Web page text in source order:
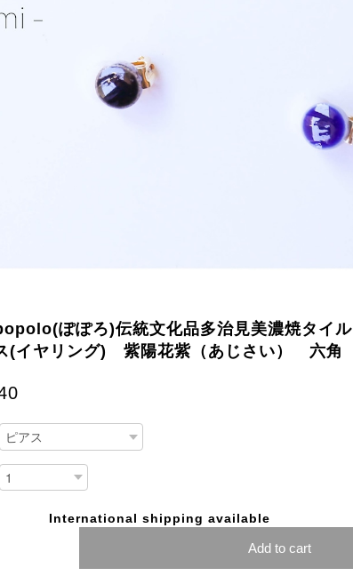
ぽぽろ)伝統文化品多治見美濃焼タイル
(イヤリング) 紫陽花紫（あじさい） 六角
International shipping available
Add to cart